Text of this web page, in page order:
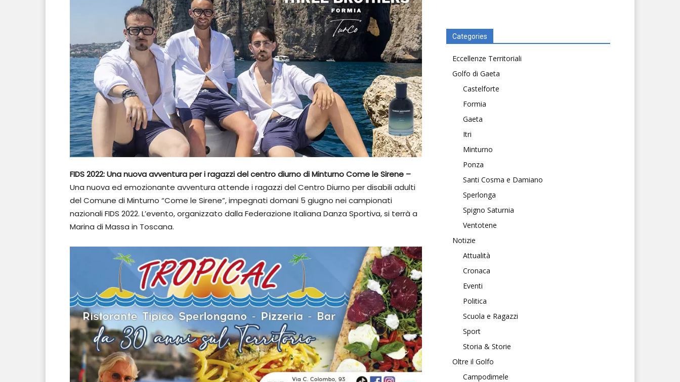
FIDS 2022: Una nuova avventura per i ragazzi del centro diurno di Minturno Come le Sirene –
Una nuova ed emozionante avventura attende i ragazzi del Centro Diurno per disabili adulti
del Comune di Minturno “Come le Sirene”, impegnati domani 5 giugno nei campionati
nazionali FIDS 2022. L’evento, organizzato dalla Federazione Italiana Danza Sportiva, si terrà a
Marina di Massa in Toscana.
Categories
Eccellenze Territoriali
Golfo di Gaeta
Castelforte
Formia
Gaeta
Itri
Minturno
Ponza
Santi Cosma e Damiano
Sperlonga
Spigno Saturnia
Ventotene
Notizie
Attualità
Cronaca
Eventi
Politica
Scuola e Ragazzi
Sport
Storia & Storie
Oltre il Golfo
Campodimele